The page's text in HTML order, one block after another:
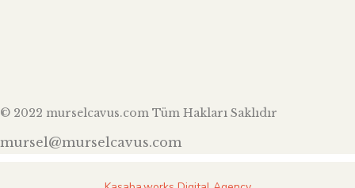
© 2022 murselcavus.com Tüm Hakları Saklıdır
mursel@murselcavus.com